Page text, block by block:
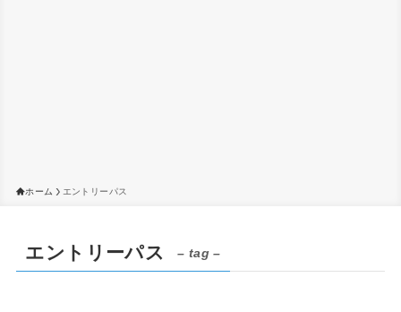
ホーム エントリーパス
エントリーパス – tag –